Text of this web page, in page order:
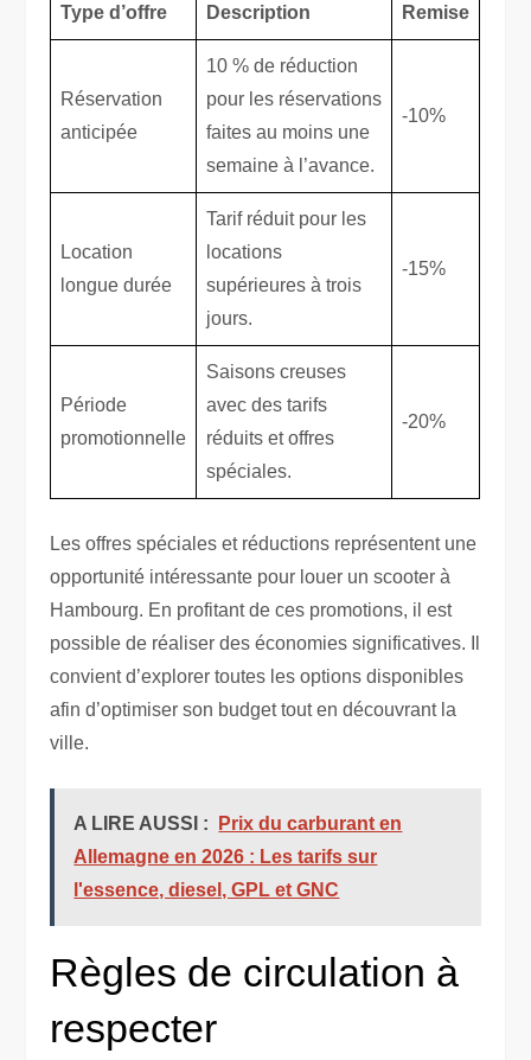
Type d’offre Description Remise
Réservation
anticipée
10 % de réduction
pour les réservations
faites au moins une
semaine à l’avance.
-10%
Location
longue durée
Tarif réduit pour les
locations
supérieures à trois
jours.
-15%
Période
promotionnelle
Saisons creuses
avec des tarifs
réduits et offres
spéciales.
-20%
Les offres spéciales et réductions représentent une
opportunité intéressante pour louer un scooter à
Hambourg. En profitant de ces promotions, il est
possible de réaliser des économies significatives. Il
convient d’explorer toutes les options disponibles
afin d’optimiser son budget tout en découvrant la
ville.
A LIRE AUSSI :
Prix du carburant en
Allemagne en 2026 : Les tarifs sur
l'essence, diesel, GPL et GNC
Règles de circulation à
respecter